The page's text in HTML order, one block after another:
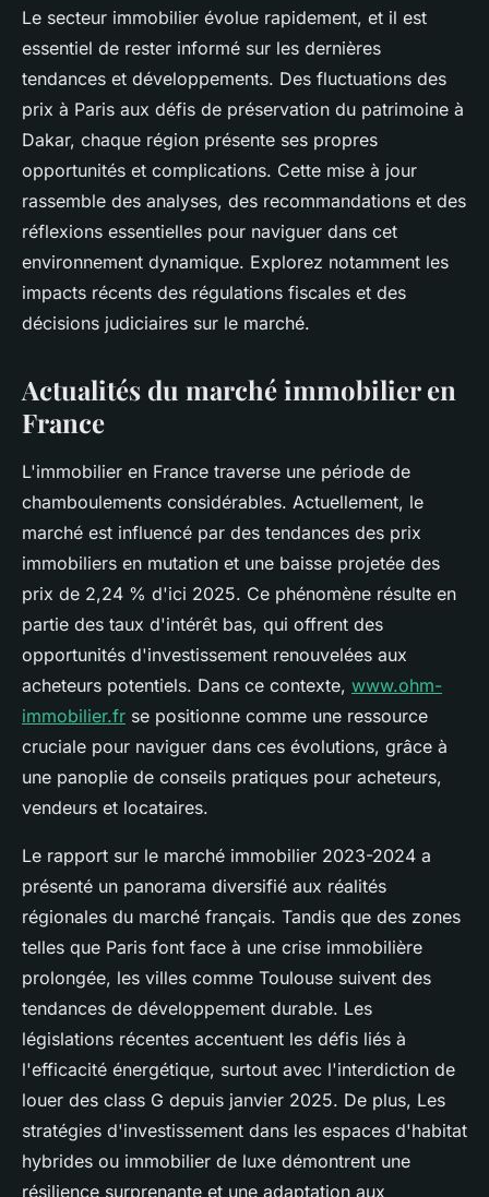
Actualités immobilières :
tendances et conseils à ne pas
manquer
Valentine•7 février 2025 •4 min de lecture
Le secteur immobilier évolue rapidement, et il est
essentiel de rester informé sur les dernières
tendances et développements. Des fluctuations des
prix à Paris aux défis de préservation du patrimoine à
Dakar, chaque région présente ses propres
opportunités et complications. Cette mise à jour
rassemble des analyses, des recommandations et des
réflexions essentielles pour naviguer dans cet
environnement dynamique. Explorez notamment les
impacts récents des régulations fiscales et des
décisions judiciaires sur le marché.
Actualités du marché immobilier en
France
L'immobilier en France traverse une période de
chamboulements considérables. Actuellement, le
marché est influencé par des tendances des prix
immobiliers en mutation et une baisse projetée des
prix de 2,24 % d'ici 2025. Ce phénomène résulte en
partie des taux d'intérêt bas, qui offrent des
opportunités d'investissement renouvelées aux
acheteurs potentiels. Dans ce contexte, www.ohm-
immobilier.fr se positionne comme une ressource
cruciale pour naviguer dans ces évolutions, grâce à
une panoplie de conseils pratiques pour acheteurs,
vendeurs et locataires.
Le rapport sur le marché immobilier 2023-2024 a
présenté un panorama diversifié aux réalités
régionales du marché français. Tandis que des zones
telles que Paris font face à une crise immobilière
prolongée, les villes comme Toulouse suivent des
tendances de développement durable. Les
législations récentes accentuent les défis liés à
l'efficacité énergétique, surtout avec l'interdiction de
louer des class G depuis janvier 2025. De plus, Les
stratégies d'investissement dans les espaces d'habitat
hybrides ou immobilier de luxe démontrent une
résilience surprenante et une adaptation aux